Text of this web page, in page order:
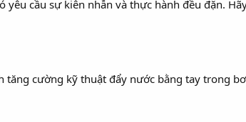
cầu sự kiên nhẫn và thực hành đều đặn.
tăng cường kỹ thuật đẩy nước bằng tay trong